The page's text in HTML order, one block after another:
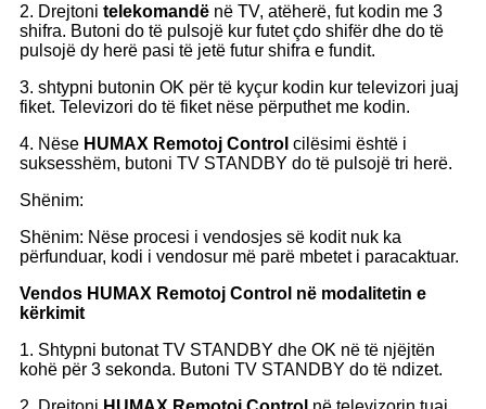
2. Drejtoni telekomandë në TV, atëherë, fut kodin me 3
shifra. Butoni do të pulsojë kur futet çdo shifër dhe do të
pulsojë dy herë pasi të jetë futur shifra e fundit.
3. shtypni butonin OK për të kyçur kodin kur televizori juaj
fiket. Televizori do të fiket nëse përputhet me kodin.
4. Nëse HUMAX Remotoj Control cilësimi është i
suksesshëm, butoni TV STANDBY do të pulsojë tri herë.
Shënim:
Shënim: Nëse procesi i vendosjes së kodit nuk ka
përfunduar, kodi i vendosur më parë mbetet i paracaktuar.
Vendos HUMAX Remotoj Control në modalitetin e
kërkimit
1. Shtypni butonat TV STANDBY dhe OK në të njëjtën
kohë për 3 sekonda. Butoni TV STANDBY do të ndizet.